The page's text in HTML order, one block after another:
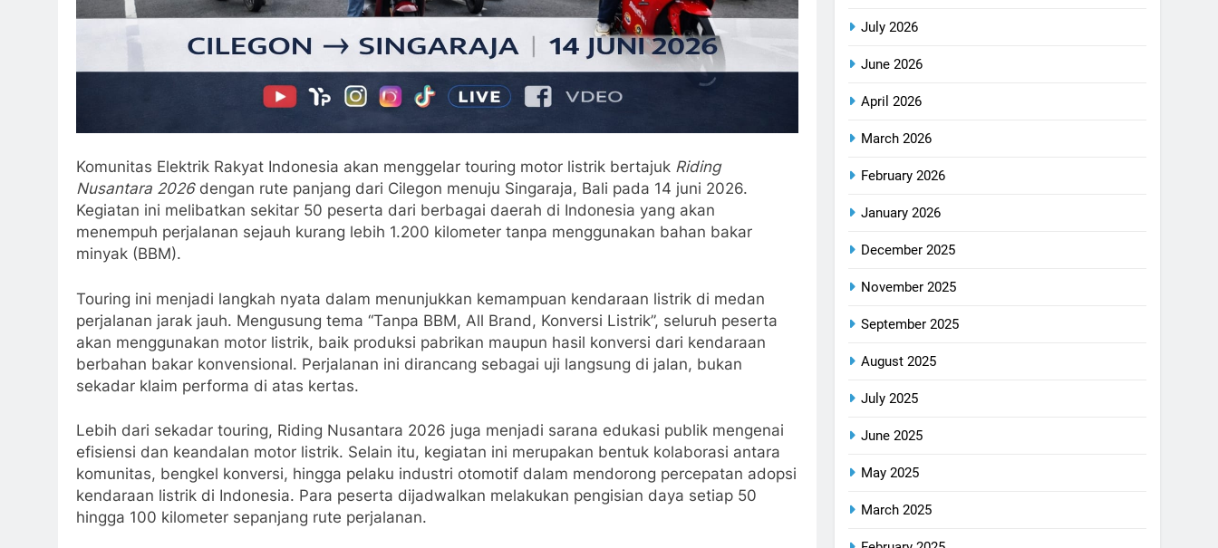
Komunitas Elektrik Rakyat Indonesia akan menggelar touring motor listrik bertajuk Riding
Nusantara 2026dengan rute panjang dari Cilegon menuju Singaraja, Bali pada 14 juni 2026.
Kegiatan ini melibatkan sekitar 50 peserta dari berbagai daerah di Indonesia yang akan
menempuh perjalanan sejauh kurang lebih 1.200 kilometer tanpa menggunakan bahan bakar
minyak (BBM).
Touring ini menjadi langkah nyata dalam menunjukkan kemampuan kendaraan listrik di medan
perjalanan jarak jauh. Mengusung tema “Tanpa BBM, All Brand, Konversi Listrik”, seluruh peserta
akan menggunakan motor listrik, baik produksi pabrikan maupun hasil konversi dari kendaraan
berbahan bakar konvensional. Perjalanan ini dirancang sebagai uji langsung di jalan, bukan
sekadar klaim performa di atas kertas.
Lebih dari sekadar touring, Riding Nusantara 2026 juga menjadi sarana edukasi publik mengenai
efisiensi dan keandalan motor listrik. Selain itu, kegiatan ini merupakan bentuk kolaborasi antara
komunitas, bengkel konversi, hingga pelaku industri otomotif dalam mendorong percepatan adopsi
kendaraan listrik di Indonesia. Para peserta dijadwalkan melakukan pengisian daya setiap 50
hingga 100 kilometer sepanjang rute perjalanan.
July 2026
June 2026
April 2026
March 2026
February 2026
January 2026
December 2025
November 2025
September 2025
August 2025
July 2025
June 2025
May 2025
March 2025